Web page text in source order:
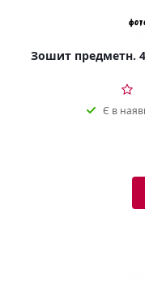
Зошит предметн.
Є в